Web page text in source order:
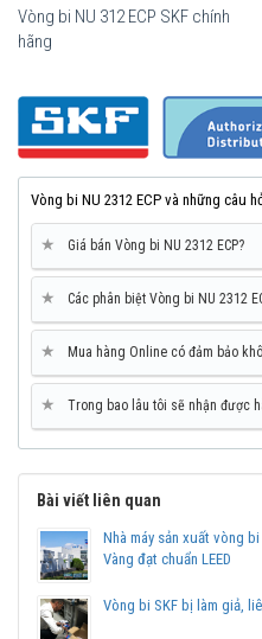
Vòng bi SKF NU 2312 ECP
Anh - Đại lý uỷ quyền SKF.
Mua vòng bi SKF NU 2312
bảo sản phẩm chính hãng.
Vòng bi NU 312 ECP SKF chính
hãng
Vòng bi NU 2312 ECP và những câu
★ Giá bán Vòng bi NU 2312 ECP?
★ Các phân biệt Vòng bi NU 2312
★ Mua hàng Online có đảm bảo
★ Trong bao lâu tôi sẽ nhận được
Bài viết liên quan
Nhà máy sản xuất vòng
Vàng đạt chuẩn LEED
Vòng bi SKF bị làm giả,